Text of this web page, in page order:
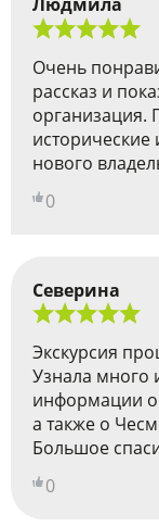
Очень
рассказ и
организация.
исторические
нового
0
Северина
Экскурсия
Узнала много
информации о
а также о
Большое
0